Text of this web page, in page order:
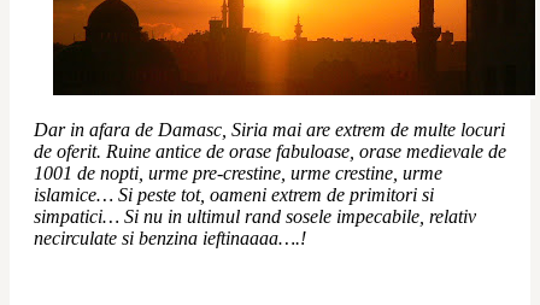
Dar in afara de Damasc, Siria mai are extrem de multe locuri
de oferit. Ruine antice de orase fabuloase, orase medievale de
1001 de nopti, urme pre-crestine, urme crestine, urme
islamice… Si peste tot, oameni extrem de primitori si
simpatici… Si nu in ultimul rand sosele impecabile, relativ
necirculate si benzina ieftinaaaa….!